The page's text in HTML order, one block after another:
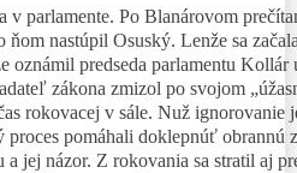
v parlamente. Po Blanárovom
nastúpil Osuský. Lenže sa
oznámil predseda parlamentu
zákona zmizol po svojom
rokovacej v sále. Nuž
pomáhali doklepnúť obrannú
jej názor. Z rokovania sa stratil aj